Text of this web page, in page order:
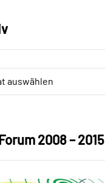
auswählen
2008 – 2015